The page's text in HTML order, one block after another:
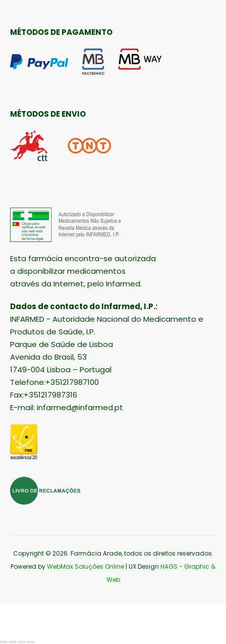
MÉTODOS DE PAGAMENTO
MÉTODOS DE ENVIO
Esta farmácia encontra-se autorizada
a disponibilizar medicamentos
através da Internet, pelo Infarmed.
Dados de contacto do Infarmed, I.P.:
INFARMED - Autoridade Nacional do Medicamento e
Produtos de Saúde, I.P.
Parque de Saúde de Lisboa
Avenida do Brasil, 53
1749-004 Lisboa – Portugal
Telefone:+351217987100
Fax:+351217987316
E-mail: infarmed@infarmed.pt
Copyright © 2026. Farmácia Arade, todos os direitos reservados.
Powered byWebMax Soluções Online | UX Design HAGS - Graphic &
Web